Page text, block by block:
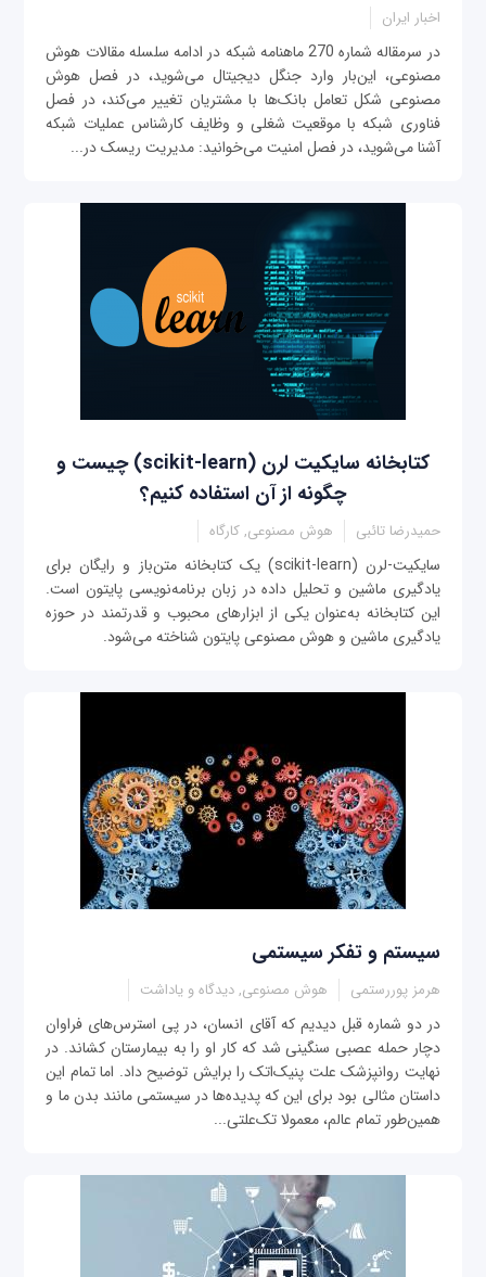
اخبار ایران
در سرمقاله شماره 270 ماهنامه شبکه در ادامه سلسله مقالات هوش
مصنوعی، این‌بار وارد جنگل دیجیتال می‌شوید، در فصل هوش
مصنوعی شکل تعامل بانک‌ها با مشتریان تغییر می‌کند، در فصل
فناوری شبکه با موقعیت شغلی و وظایف کارشناس عملیات شبکه
آشنا می‌شوید، در فصل امنیت می‌خوانید: مدیریت ریسک در...
کتابخانه سایکیت لرن (scikit-learn) چیست و
چگونه از آن استفاده کنیم؟
حمیدرضا تائبی هوش مصنوعی, کارگاه
سایکیت-لرن (scikit-learn) یک کتابخانه متن‌باز و رایگان برای
یادگیری ماشین و تحلیل داده در زبان برنامه‌نویسی پایتون است.
این کتابخانه به‌عنوان یکی از ابزارهای محبوب و قدرتمند در حوزه
یادگیری ماشین و هوش مصنوعی پایتون شناخته می‌شود.
سیستم و تفکر سیستمی
هرمز پوررستمی هوش مصنوعی, دیدگاه و یاداشت
در دو شماره قبل دیدیم که آقای انسان، در پی استرس‌های فراوان
دچار حمله عصبی سنگینی شد که کار او را به بیمارستان کشاند. در
نهایت روانپزشک علت پنیک‌اتک را برایش توضیح داد. اما تمام این
داستان مثالی بود برای این که پدیده‌ها در سیستمی مانند بدن ما و
همین‌طور تمام عالم، معمولا تک‌علتی...